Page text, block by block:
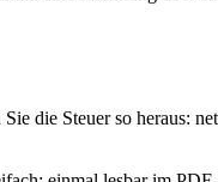
die Steuer so heraus: